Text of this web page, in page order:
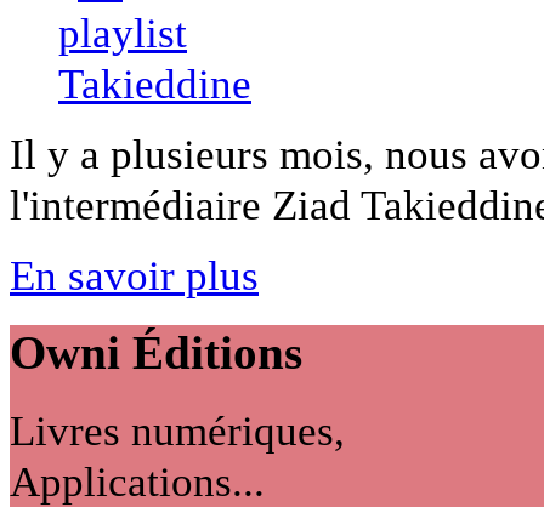
Il y a plusieurs mois, nous
l'intermédiaire Ziad
En savoir plus
Owni Éditions
Livres numériques,
Applications...